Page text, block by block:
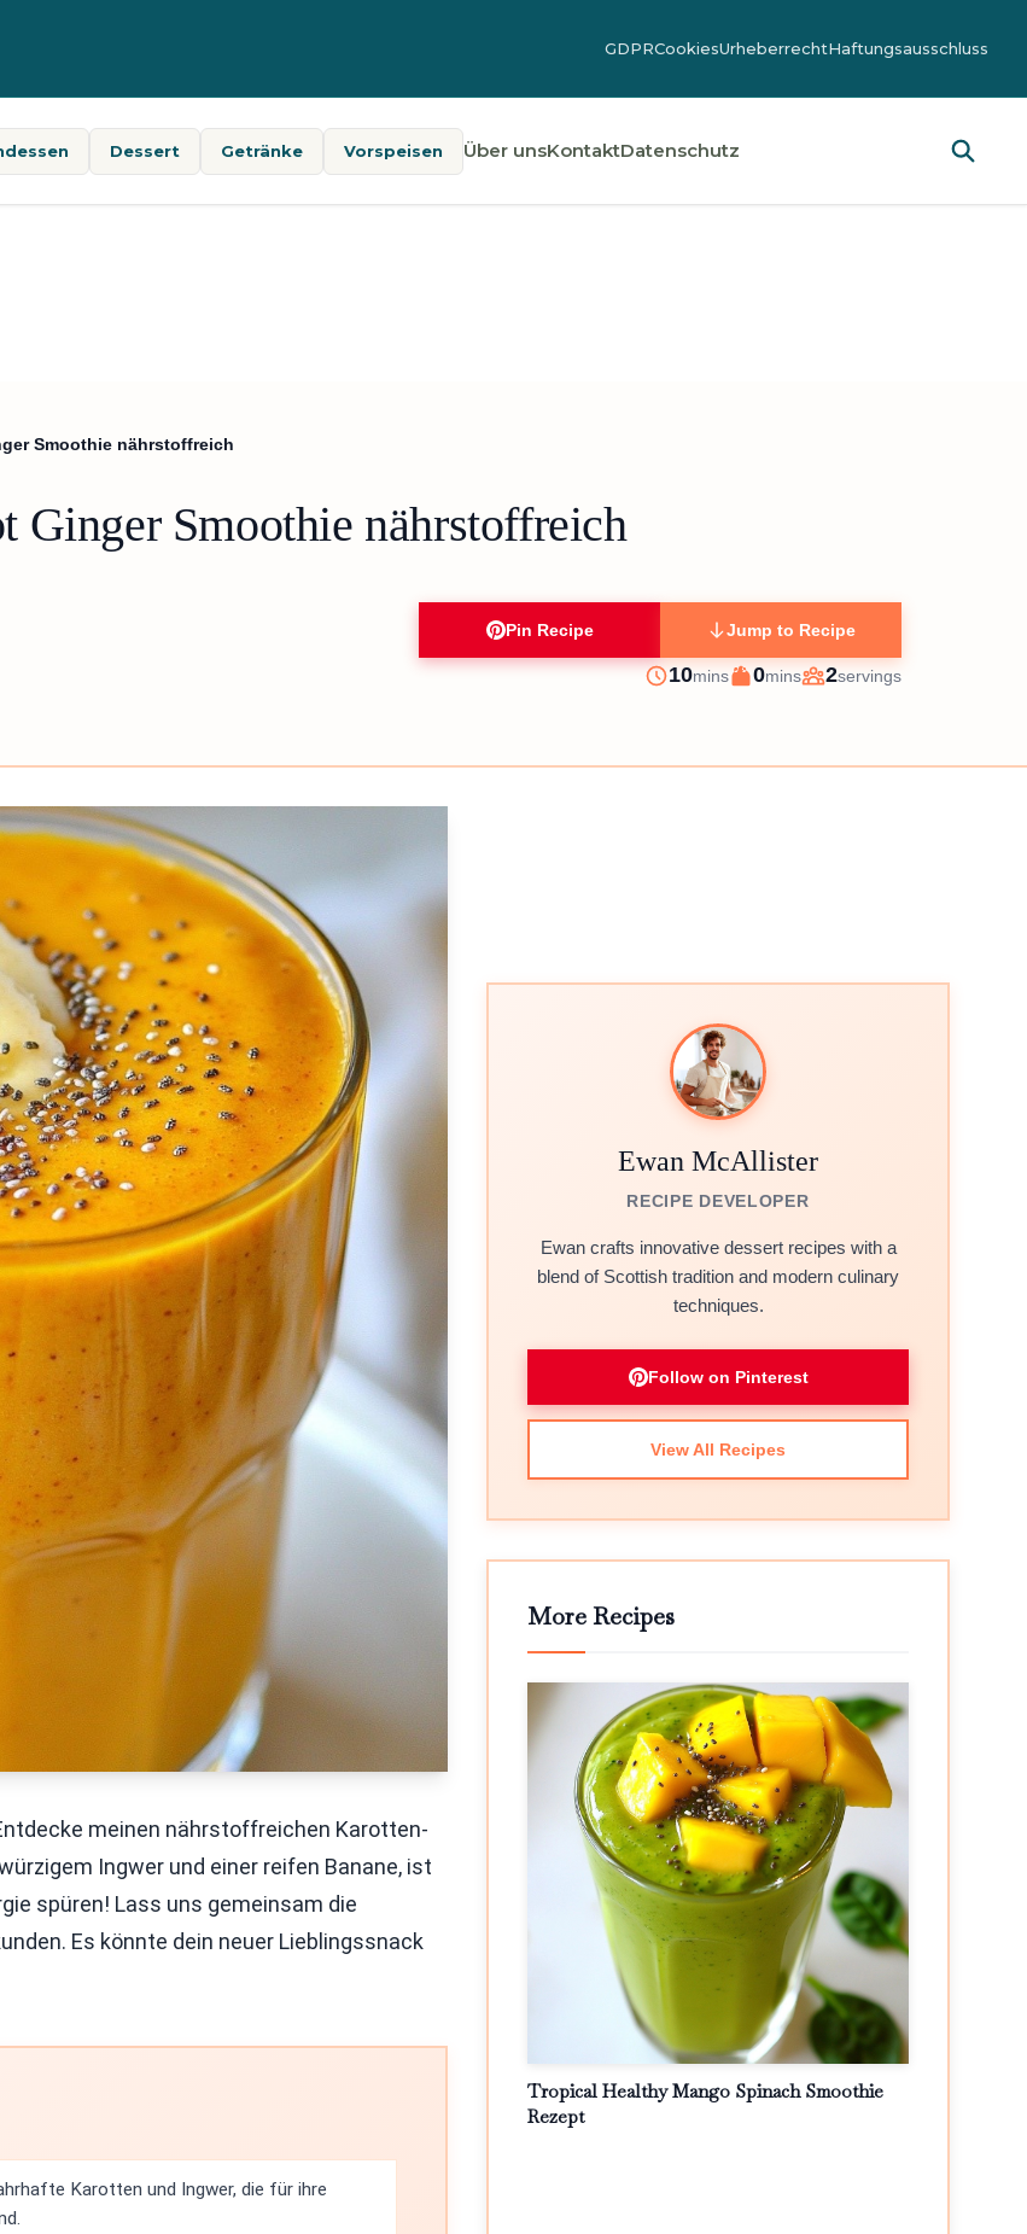
GDPRCookiesUrheberrechtHaftungsausschluss
Dessert Getränke Vorspeisen Über unsKontaktDatenschutz
Smoothie nährstoffreich
Ginger Smoothie nährstoffreich
Pin Recipe Jump to Recipe
Prep
10minutes
mins
Cook
0minutes
mins
Servings
2servings
meinen nährstoffreichen Karotten-
Ingwer und einer reifen Banane, ist
spüren! Lass uns gemeinsam die
Es könnte dein neuer Lieblingssnack
Karotten und Ingwer, die für ihre
Ewan McAllister
RECIPE DEVELOPER
Ewan crafts innovative dessert recipes with a
blend of Scottish tradition and modern culinary
techniques.
Follow on Pinterest
View All Recipes
More Recipes
Tropical Healthy Mango Spinach Smoothie
Rezept